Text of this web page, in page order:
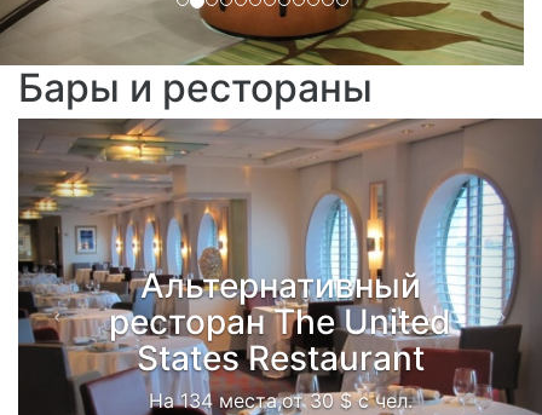
Бары и рестораны
Альтернативный
ресторан The United
States Restaurant
На 134 места,от 30 $ с чел.
Previous